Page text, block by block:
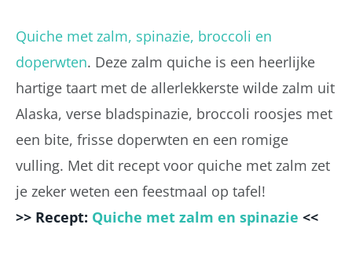
Quiche met zalm, spinazie, broccoli en
doperwten. Deze zalm quiche is een heerlijke
hartige taart met de allerlekkerste wilde zalm uit
Alaska, verse bladspinazie, broccoli roosjes met
een bite, frisse doperwten en een romige
vulling. Met dit recept voor quiche met zalm zet
je zeker weten een feestmaal op tafel!
>> Recept: Quiche met zalm en spinazie <<